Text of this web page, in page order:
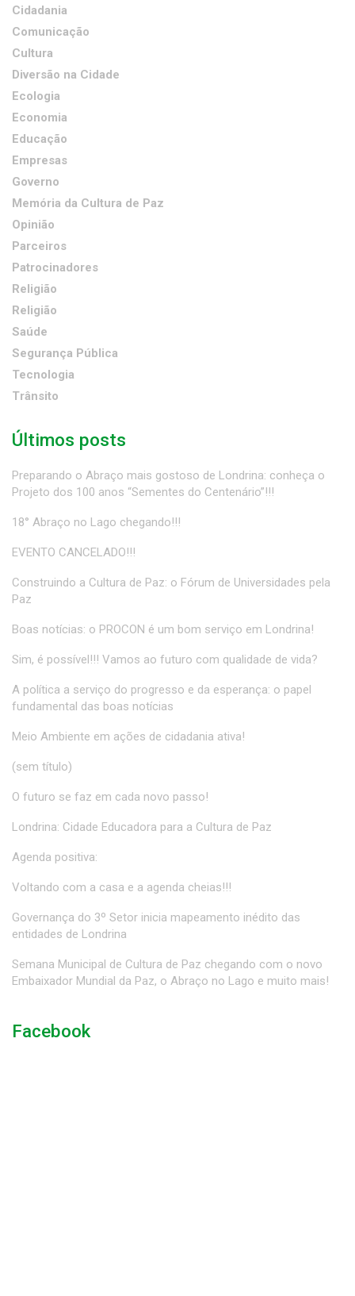
Cidadania
Comunicação
Cultura
Diversão na Cidade
Ecologia
Economia
Educação
Empresas
Governo
Memória da Cultura de Paz
Opinião
Parceiros
Patrocinadores
Religião
Religião
Saúde
Segurança Pública
Tecnologia
Trânsito
Últimos posts
Preparando o Abraço mais gostoso de Londrina: conheça o
Projeto dos 100 anos “Sementes do Centenário”!!!
18° Abraço no Lago chegando!!!
EVENTO CANCELADO!!!
Construindo a Cultura de Paz: o Fórum de Universidades pela
Paz
Boas notícias: o PROCON é um bom serviço em Londrina!
Sim, é possível!!! Vamos ao futuro com qualidade de vida?
A política a serviço do progresso e da esperança: o papel
fundamental das boas notícias
Meio Ambiente em ações de cidadania ativa!
(sem título)
O futuro se faz em cada novo passo!
Londrina: Cidade Educadora para a Cultura de Paz
Agenda positiva:
Voltando com a casa e a agenda cheias!!!
Governança do 3º Setor inicia mapeamento inédito das
entidades de Londrina
Semana Municipal de Cultura de Paz chegando com o novo
Embaixador Mundial da Paz, o Abraço no Lago e muito mais!
Facebook